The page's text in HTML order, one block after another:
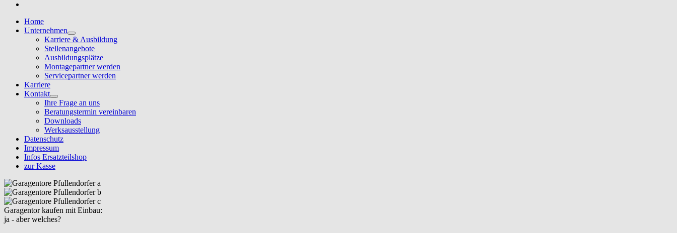
Home
Unternehmen
Karriere & Ausbildung
Stellenangebote
Ausbildungsplätze
Montagepartner werden
Servicepartner werden
Karriere
Kontakt
Ihre Frage an uns
Beratungstermin vereinbaren
Downloads
Werksausstellung
Datenschutz
Impressum
Infos Ersatzteilshop
zur Kasse
Garagentor kaufen mit Einbau:
ja - aber welches?